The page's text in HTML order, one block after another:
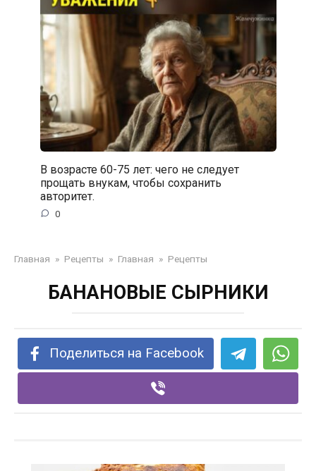
В возрасте 60-75 лет: чего не следует
прощать внукам, чтобы сохранить
авторитет.
0
Главная » Рецепты » Главная » Рецепты
БАНАНОВЫЕ СЫРНИКИ
Поделиться на Facebook